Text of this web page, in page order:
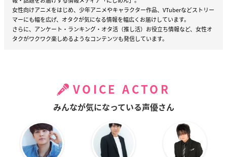
女性向けアニメをはじめ、少年アニメやキャラクター作品、VTuberなどストリー
マーにも幅を広げ、オタクが気になる情報を幅広くお届けしています。
さらに、アンケート・ランキング・オタ活（推し活）お役立ち情報など、女性オ
タクがワクワク楽しめるようなコンテンツも発信しています。
VOICE ACTOR
みんなが気になっている声優さん